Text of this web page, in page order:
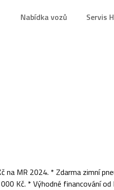
Nabídka vozů Servis
MR 2024. * Zdarma zimní
Kč. * Výhodné financování od